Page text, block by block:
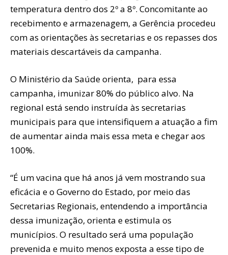
temperatura dentro dos 2º a 8º. Concomitante ao
recebimento e armazenagem, a Gerência procedeu
com as orientações às secretarias e os repasses dos
materiais descartáveis da campanha.
O Ministério da Saúde orienta, para essa
campanha, imunizar 80% do público alvo. Na
regional está sendo instruída às secretarias
municipais para que intensifiquem a atuação a fim
de aumentar ainda mais essa meta e chegar aos
100%.
“É um vacina que há anos já vem mostrando sua
eficácia e o Governo do Estado, por meio das
Secretarias Regionais, entendendo a importância
dessa imunização, orienta e estimula os
municípios. O resultado será uma população
prevenida e muito menos exposta a esse tipo de